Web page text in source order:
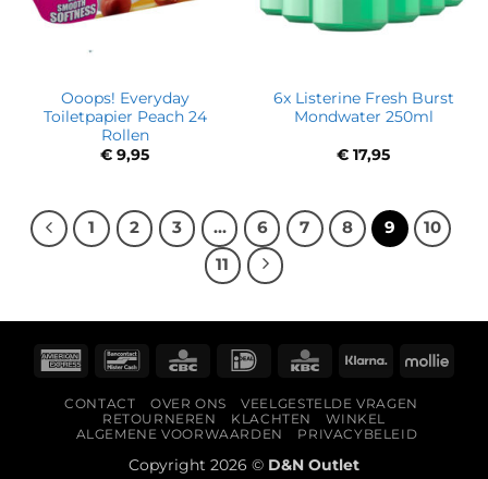
Ooops! Everyday
Toiletpapier Peach 24
Rollen
€ 9,95
6x Listerine Fresh Burst
Mondwater 250ml
€ 17,95
1 2 3 … 6 7 8 9
10
11
American BancontactCBC IDeal KBC Klarna
CONTACT OVER ONS
VEELGESTELDE VRAGEN
RETOURNEREN
KLACHTEN
WINKEL
ALGEMENE VOORWAARDEN
PRIVACYBELEID
Copyright 2026 © D&N Outlet